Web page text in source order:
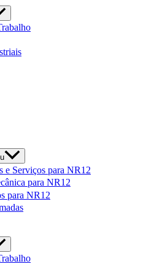
e Serviços para NR12
para NR12
para NR12